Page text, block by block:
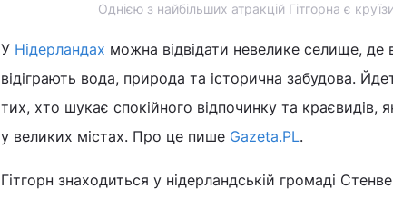
Однією з найбільших атракцій Гітгорна є
У Нідерландах можна відвідати невелике селище,
відіграють вода, природа та історична забудова.
тих, хто шукає спокійного відпочинку та краєвидів,
у великих містах. Про це пише Gazeta.PL.
Гітгорн знаходиться у нідерландській громаді